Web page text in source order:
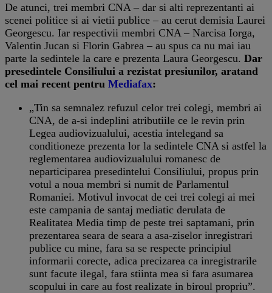
De atunci, trei membri CNA – dar si alti reprezentanti ai
scenei politice si ai vietii publice – au cerut demisia Laurei
Georgescu. Iar respectivii membri CNA – Narcisa Iorga,
Valentin Jucan si Florin Gabrea – au spus ca nu mai iau
parte la sedintele la care e prezenta Laura Georgescu. Dar
presedintele Consiliului a rezistat presiunilor, aratand
cel mai recent pentru Mediafax:
„Tin sa semnalez refuzul celor trei colegi, membri ai
CNA, de a-si indeplini atributiile ce le revin prin
Legea audiovizualului, acestia intelegand sa
conditioneze prezenta lor la sedintele CNA si astfel la
reglementarea audiovizualului romanesc de
neparticiparea presedintelui Consiliului, propus prin
votul a noua membri si numit de Parlamentul
Romaniei. Motivul invocat de cei trei colegi ai mei
este campania de santaj mediatic derulata de
Realitatea Media timp de peste trei saptamani, prin
prezentarea seara de seara a asa-ziselor inregistrari
publice cu mine, fara sa se respecte principiul
informarii corecte, adica precizarea ca inregistrarile
sunt facute ilegal, fara stiinta mea si fara asumarea
scopului in care au fost realizate in biroul propriu”.